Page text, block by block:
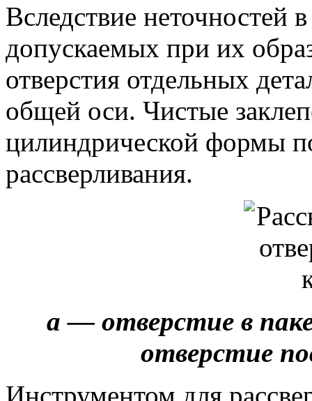
Вследствие неточностей
допускаемых при их
отверстия отдельных
общей оси. Чистые
цилиндрической формы
рассверливания.
а — отверстие в
отверстие
Инструментом для